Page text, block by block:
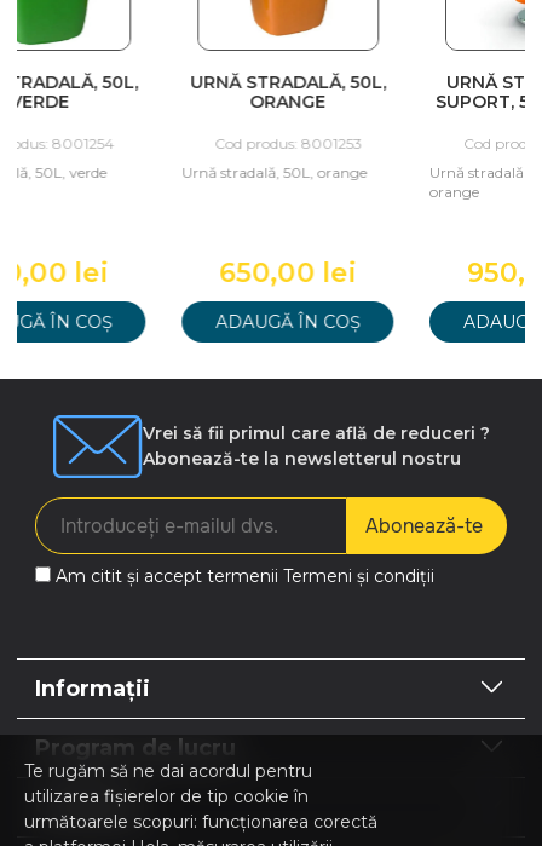
URNĂ STRADALĂ, 50L,
Cod produs: 8001253
Urnă stradală, 50L, orange
650,00 lei
ADAUGĂ ÎN COȘ
URNĂ STRADALĂ PE
SUPORT, 50L, ORANGE
Cod produs: 8001251
Urnă stradală pe suport, 50L,
950,00 lei
ADAUGĂ ÎN COȘ
Vrei să fii primul care află de reduceri ?
Abonează-te la newsletterul nostru
Abonează-te
Am citit și accept termenii Termeni și condiții
Informații
Program de lucru
Contacte
Te rugăm să ne dai acordul pentru
utilizarea fișierelor de tip cookie în
următoarele scopuri: funcționarea corectă